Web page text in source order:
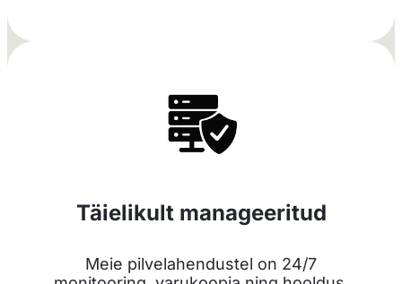
Täielikult manageeritud
Meie pilvelahendustel on 24/7